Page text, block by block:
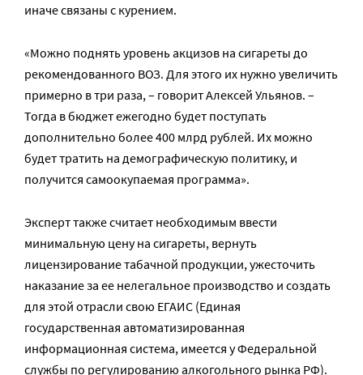
иначе связаны с курением.
«Можно поднять уровень акцизов на сигареты до
рекомендованного ВОЗ. Для этого их нужно увеличить
примерно в три раза, – говорит Алексей Ульянов. –
Тогда в бюджет ежегодно будет поступать
дополнительно более 400 млрд рублей. Их можно
будет тратить на демографическую политику, и
получится самоокупаемая программа».
Эксперт также считает необходимым ввести
минимальную цену на сигареты, вернуть
лицензирование табачной продукции, ужесточить
наказание за ее нелегальное производство и создать
для этой отрасли свою ЕГАИС (Единая
государственная автоматизированная
информационная система, имеется у Федеральной
службы по регулированию алкогольного рынка РФ).